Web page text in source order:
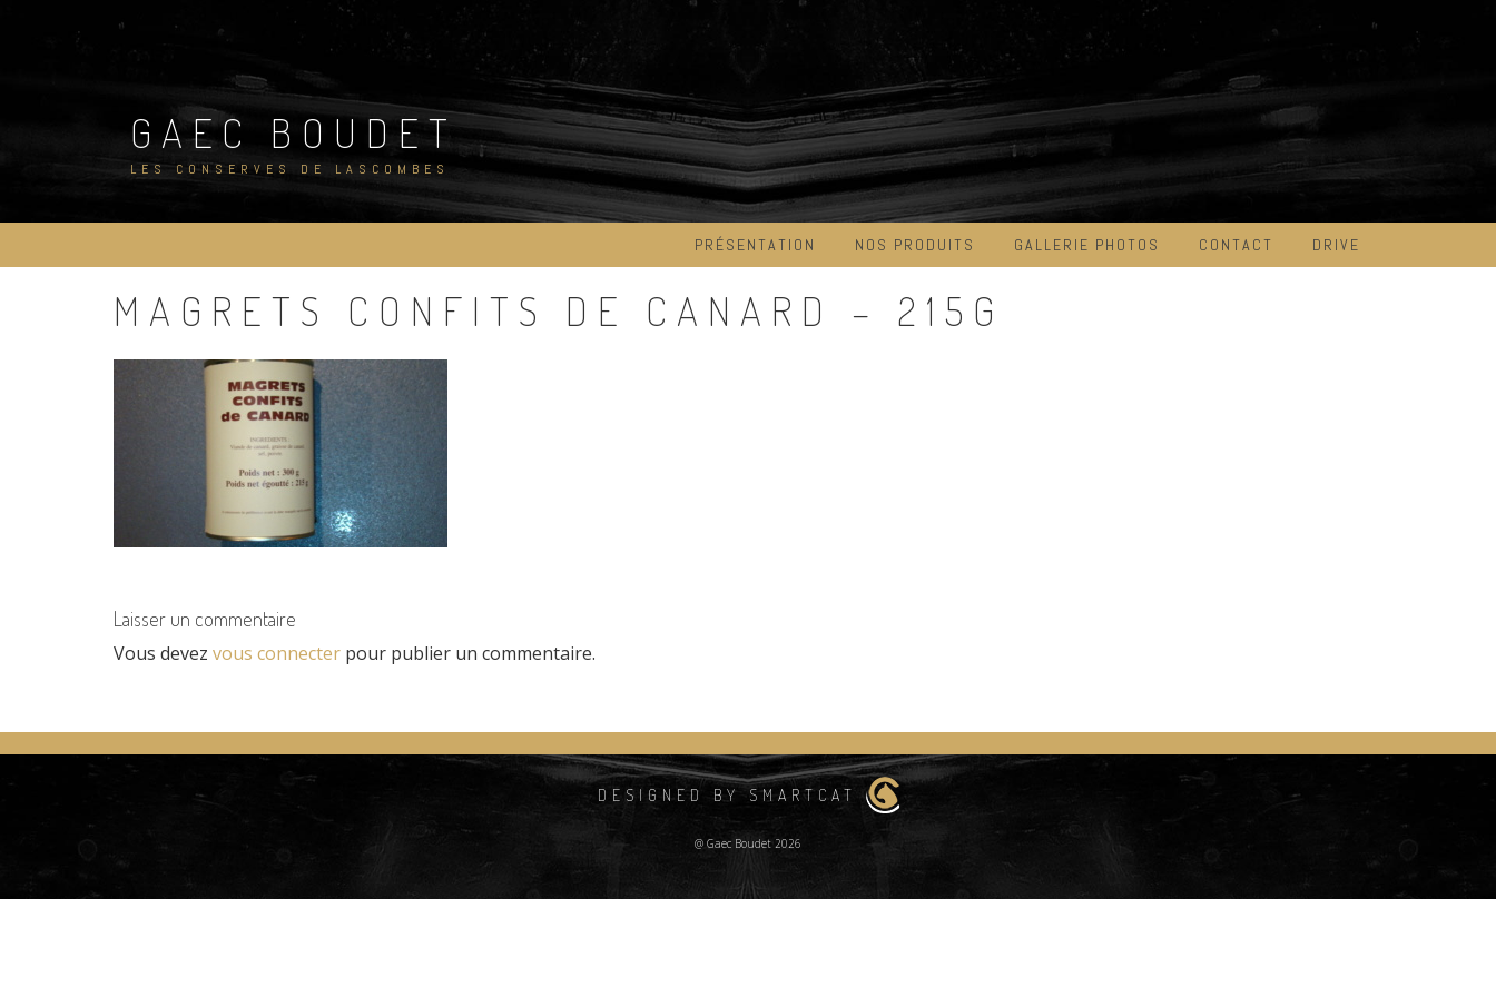
GAEC BOUDET
LES CONSERVES DE LASCOMBES
PRÉSENTATION NOS PRODUITS GALLERIE PHOTOS CONTACT DRIVE
MAGRETS CONFITS DE CANARD – 215G
Laisser un commentaire
Vous devez vous connecter pour publier un commentaire.
DESIGNED BY SMARTCAT
@ Gaec Boudet 2026